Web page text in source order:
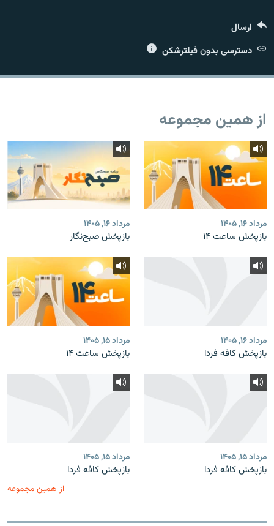
زبان‌های دیگر
ارسال
دسترسی بدون فیلترشکن
از همین مجموعه
مرداد ۱۶, ۱۴۰۵
بازپخش ساعت ۱۴
مرداد ۱۶, ۱۴۰۵
بازپخش صبح‌نگار
مرداد ۱۶, ۱۴۰۵
بازپخش کافه فردا
مرداد ۱۵, ۱۴۰۵
بازپخش ساعت ۱۴
مرداد ۱۵, ۱۴۰۵
بازپخش کافه فردا
مرداد ۱۵, ۱۴۰۵
بازپخش کافه فردا
از همین مجموعه